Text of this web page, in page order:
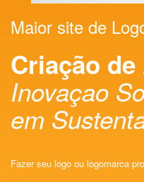
Maior site de
Criação de
Inovaçao
em
Fazer seu logo ou logomarca